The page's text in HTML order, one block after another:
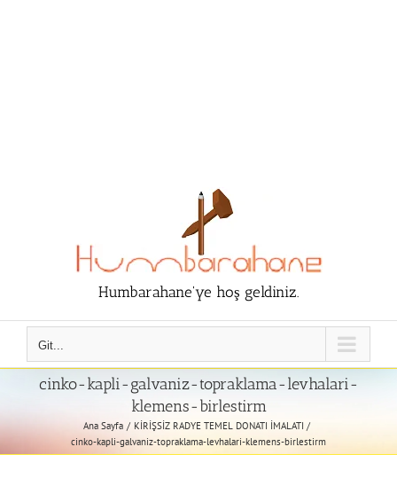
Humbarahane'ye hoş geldiniz.
Git...
cinko-kapli-galvaniz-topraklama-levhalari-
klemens-birlestirm
Ana Sayfa
KİRİŞSİZ RADYE TEMEL DONATI İMALATI
cinko-kapli-galvaniz-topraklama-levhalari-klemens-birlestirm